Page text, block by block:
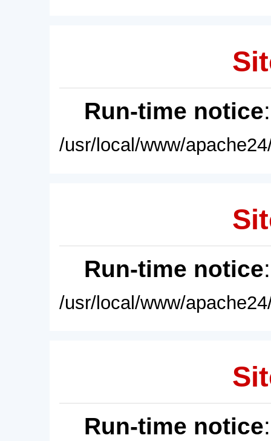
Run-time notice
/usr/local/www/
Run-time notice
/usr/local/www/
Run-time notice